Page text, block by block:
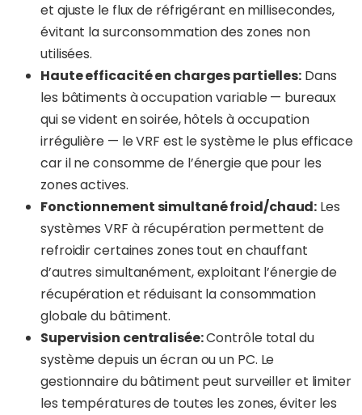
et ajuste le flux de réfrigérant en millisecondes,
évitant la surconsommation des zones non
utilisées.
Haute efficacité en charges partielles: Dans
les bâtiments à occupation variable — bureaux
qui se vident en soirée, hôtels à occupation
irrégulière — le VRF est le système le plus efficace
car il ne consomme de l’énergie que pour les
zones actives.
Fonctionnement simultané froid/chaud: Les
systèmes VRF à récupération permettent de
refroidir certaines zones tout en chauffant
d’autres simultanément, exploitant l’énergie de
récupération et réduisant la consommation
globale du bâtiment.
Supervision centralisée:Contrôle total du
système depuis un écran ou un PC. Le
gestionnaire du bâtiment peut surveiller et limiter
les températures de toutes les zones, éviter les